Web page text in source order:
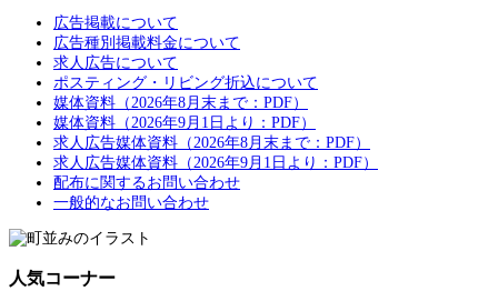
広告掲載について
広告種別掲載料金について
求人広告について
ポスティング・リビング折込について
媒体資料（2026年8月末まで：PDF）
媒体資料（2026年9月1日より：PDF）
求人広告媒体資料（2026年8月末まで：PDF）
求人広告媒体資料（2026年9月1日より：PDF）
配布に関するお問い合わせ
一般的なお問い合わせ
人気コーナー